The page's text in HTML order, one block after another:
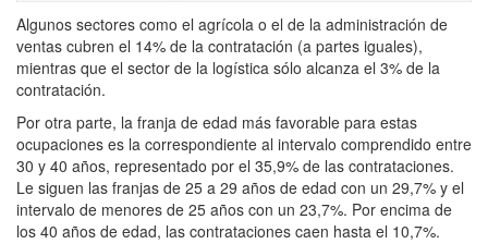
Algunos sectores como el agrícola o el de la administración de
ventas cubren el 14% de la contratación (a partes iguales),
mientras que el sector de la logística sólo alcanza el 3% de la
contratación.
Por otra parte, la franja de edad más favorable para estas
ocupaciones es la correspondiente al intervalo comprendido entre
30 y 40 años, representado por el 35,9% de las contrataciones.
Le siguen las franjas de 25 a 29 años de edad con un 29,7% y el
intervalo de menores de 25 años con un 23,7%. Por encima de
los 40 años de edad, las contrataciones caen hasta el 10,7%.